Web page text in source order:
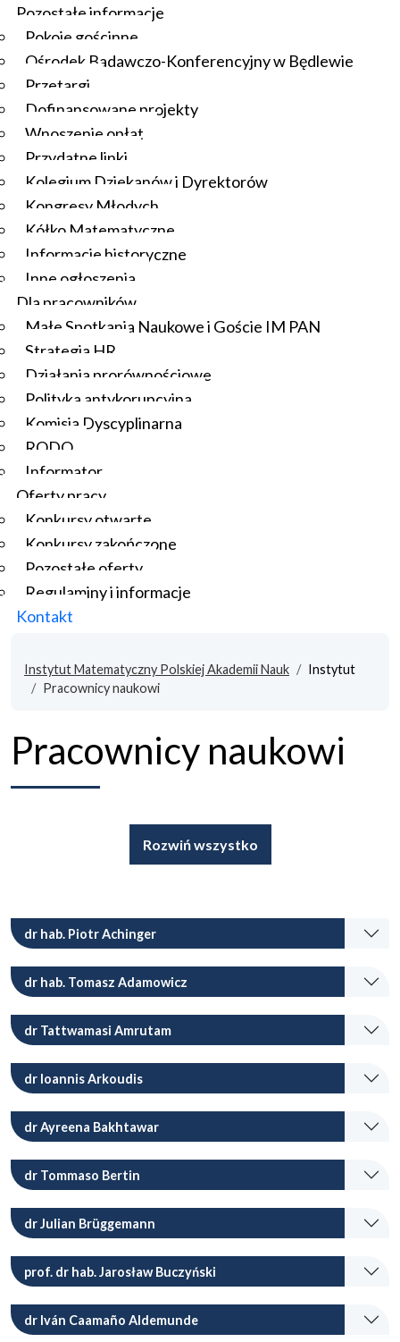
Pozostałe informacje
Pokoje gościnne
Ośrodek Badawczo-Konferencyjny w Będlewie
Przetargi
Dofinansowane projekty
Wnoszenie opłat
Przydatne linki
Kolegium Dziekanów i Dyrektorów
Kongresy Młodych
Kółko Matematyczne
Informacje historyczne
Inne ogłoszenia
Dla pracowników
Małe Spotkania Naukowe i Goście IM PAN
Strategia HR
Działania prorównościowe
Polityka antykorupcyjna
Komisja Dyscyplinarna
RODO
Informator
Oferty pracy
Konkursy otwarte
Konkursy zakończone
Pozostałe oferty
Regulaminy i informacje
Kontakt
Instytut Matematyczny Polskiej Akademii Nauk
Instytut
Pracownicy naukowi
Pracownicy naukowi
Rozwiń wszystko
dr hab. Piotr Achinger
dr hab. Tomasz Adamowicz
dr Tattwamasi Amrutam
dr Ioannis Arkoudis
dr Ayreena Bakhtawar
dr Tommaso Bertin
dr Julian Brüggemann
prof. dr hab. Jarosław Buczyński
dr Iván Caamaño Aldemunde